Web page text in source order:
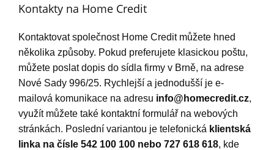
Kontakty na Home Credit
Kontaktovat společnost Home Credit můžete hned
několika způsoby. Pokud preferujete klasickou poštu,
můžete poslat dopis do sídla firmy v Brně, na adrese
Nové Sady 996/25. Rychlejší a jednodušší je e-
mailová komunikace na adresu info@homecredit.cz,
využít můžete také kontaktní formulář na webových
stránkách. Poslední variantou je telefonická klientská
linka na čísle 542 100 100 nebo 727 618 618, kde